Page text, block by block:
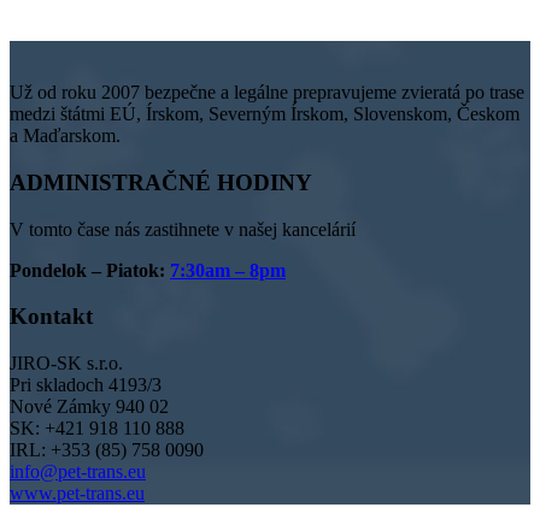
Už od roku 2007 bezpečne a legálne prepravujeme zvieratá po trase
medzi štátmi EÚ, Írskom, Severným Írskom, Slovenskom, Českom
a Maďarskom.
ADMINISTRAČNÉ HODINY
V tomto čase nás zastihnete v našej kancelárií
Pondelok – Piatok: 7:30am – 8pm
Kontakt
JIRO-SK s.r.o.
Pri skladoch 4193/3
Nové Zámky 940 02
SK: +421 918 110 888
IRL: +353 (85) 758 0090
info@pet-trans.eu
www.pet-trans.eu